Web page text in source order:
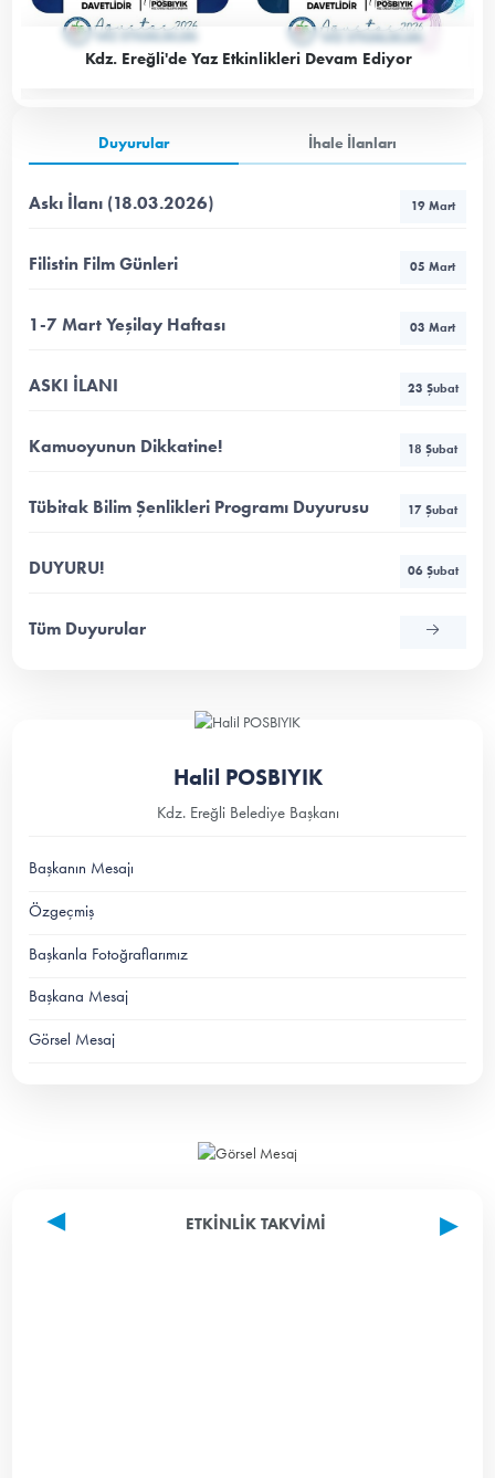
Kdz. Ereğli'de Yaz Etkinlikleri Devam Ediyor
Duyurular İhale İlanları
Askı İlanı (18.03.2026) 19 Mart
Filistin Film Günleri 05 Mart
1-7 Mart Yeşilay Haftası 03 Mart
ASKI İLANI 23 Şubat
Kamuoyunun Dikkatine! 18 Şubat
Tübitak Bilim Şenlikleri Programı Duyurusu 17 Şubat
DUYURU! 06 Şubat
Tüm Duyurular
Halil POSBIYIK
Kdz. Ereğli Belediye Başkanı
Başkanın Mesajı
Özgeçmiş
Başkanla Fotoğraflarımız
Başkana Mesaj
Görsel Mesaj
ETKINLIK TAKVIMI